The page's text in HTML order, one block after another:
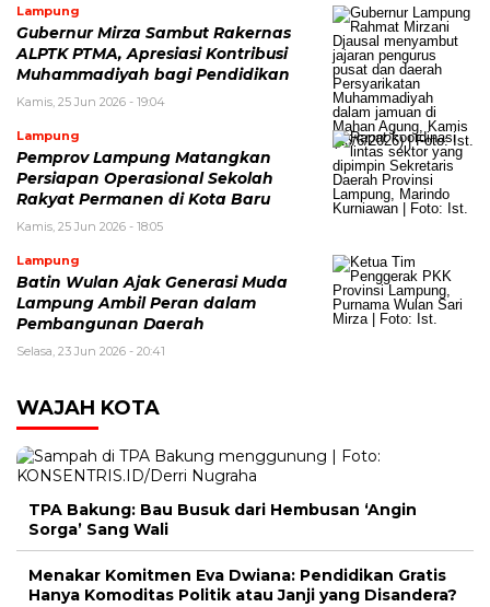
Lampung
Gubernur Mirza Sambut Rakernas
ALPTK PTMA, Apresiasi Kontribusi
Muhammadiyah bagi Pendidikan
Kamis, 25 Jun 2026 - 19:04
Lampung
Pemprov Lampung Matangkan
Persiapan Operasional Sekolah
Rakyat Permanen di Kota Baru
Kamis, 25 Jun 2026 - 18:05
Lampung
Batin Wulan Ajak Generasi Muda
Lampung Ambil Peran dalam
Pembangunan Daerah
Selasa, 23 Jun 2026 - 20:41
WAJAH KOTA
TPA Bakung: Bau Busuk dari Hembusan ‘Angin
Sorga’ Sang Wali
Menakar Komitmen Eva Dwiana: Pendidikan Gratis
Hanya Komoditas Politik atau Janji yang Disandera?